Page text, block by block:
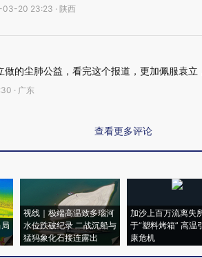
20 23:23 · 陕西
做的尘肺公益，看完这个报道，更加佩服袁立
· 广东
查看更多评论
视线｜极端高温致多瑙河
水位跌破纪录 二战沉船与
猛犸象化石接连露出
加沙上百万流离失
于“塑料烤箱” 高温
康危机